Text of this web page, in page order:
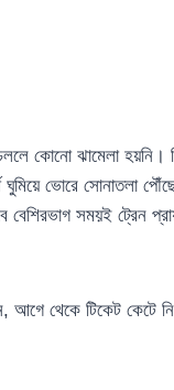
কোনো ঝামেলা হয়নি।
ঘুমিয়ে ভোরে সোনাতলা
সময়ই ট্রেন
আগে থেকে টিকেট কেটে